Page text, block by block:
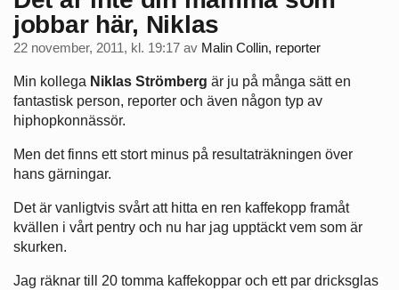
jobbar här, Niklas
22 november, 2011, kl. 19:17 av Malin Collin, reporter
Min kollega Niklas Strömberg är ju på många sätt en
fantastisk person, reporter och även någon typ av
hiphopkonnässör.
Men det finns ett stort minus på resultaträkningen över
hans gärningar.
Det är vanligtvis svårt att hitta en ren kaffekopp framåt
kvällen i vårt pentry och nu har jag upptäckt vem som är
skurken.
Jag räknar till 20 tomma kaffekoppar och ett par dricksglas